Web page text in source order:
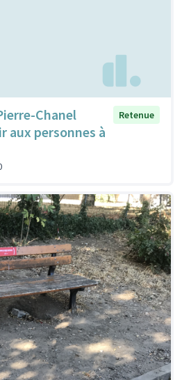
Chanel
aux personnes à
Retenue